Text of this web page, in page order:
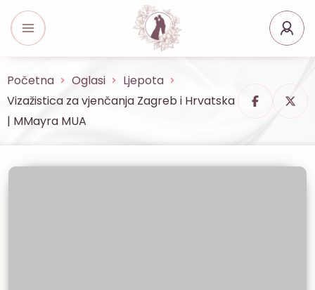
Početna Oglasi
Ljepota
Vizažistica za vjenčanja Zagreb i Hrvatska
| MMayra MUA